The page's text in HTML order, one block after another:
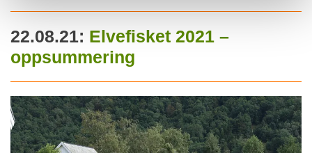
22.08.21: Elvefisket 2021 –
oppsummering